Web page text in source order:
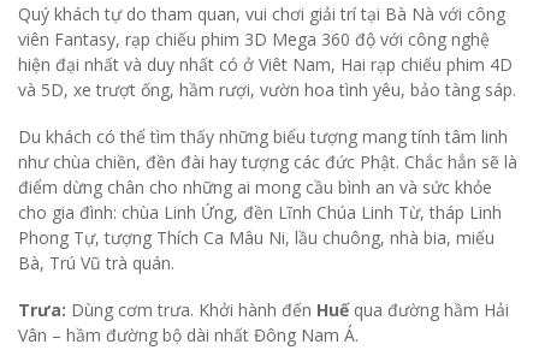
Quý khách tự do tham quan, vui chơi giải trí tại Bà Nà với công
viên Fantasy, rạp chiếu phim 3D Mega 360 độ với công nghệ
hiện đại nhất và duy nhất có ở Viêt Nam, Hai rạp chiếu phim 4D
và 5D, xe trượt ống, hầm rượi, vườn hoa tình yêu, bảo tàng sáp.
Du khách có thể tìm thấy những biểu tượng mang tính tâm linh
như chùa chiền, đền đài hay tượng các đức Phật. Chắc hẳn sẽ là
điểm dừng chân cho những ai mong cầu bình an và sức khỏe
cho gia đình: chùa Linh Ứng, đền Lĩnh Chúa Linh Từ, tháp Linh
Phong Tự, tượng Thích Ca Mâu Ni, lầu chuông, nhà bia, miếu
Bà, Trú Vũ trà quán.
Trưa: Dùng cơm trưa. Khởi hành đến Huế qua đường hầm Hải
Vân – hầm đường bộ dài nhất Đông Nam Á.